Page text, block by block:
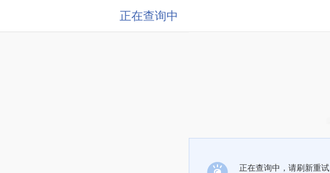
正在查询中
正在查询中，请刷新重试